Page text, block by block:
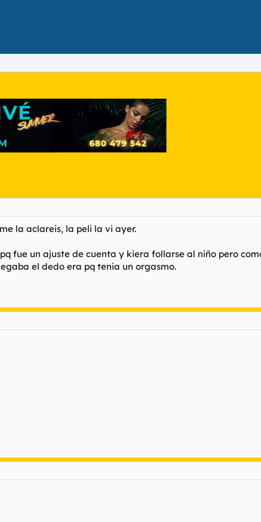
la aclareis, la peli la vi ayer.
fue un ajuste de cuenta y kiera follarse al niño pero
el dedo era pq tenia un orgasmo.